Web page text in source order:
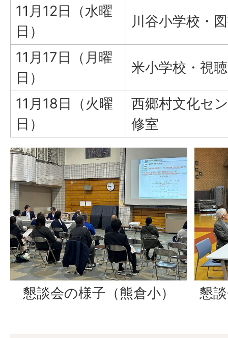
11月12日（水曜
日）
川谷小学校・
11月17日（月曜
日）
米小学校・視
11月18日（火曜
日）
西郷村文化セ
修室
懇談会の様子（熊倉小） 懇